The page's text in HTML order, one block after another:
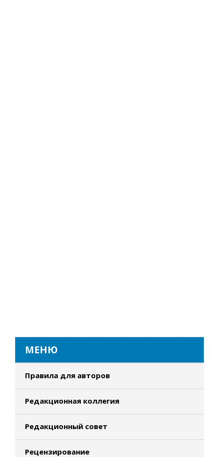
МЕНЮ
Правила для авторов
Редакционная коллегия
Редакционный совет
Рецензирование